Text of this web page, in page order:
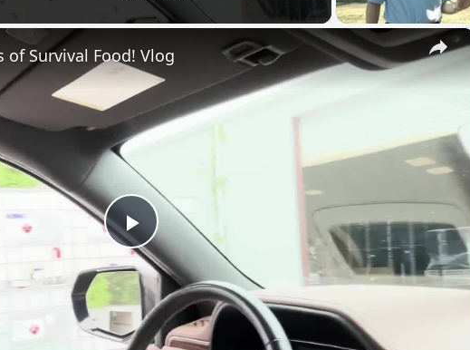
×
Play
Video
Survival Food! Vlog